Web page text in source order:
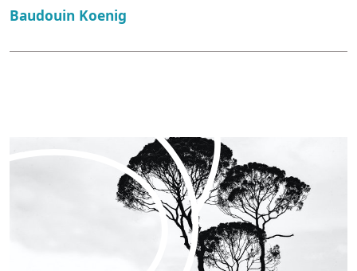
Baudouin Koenig